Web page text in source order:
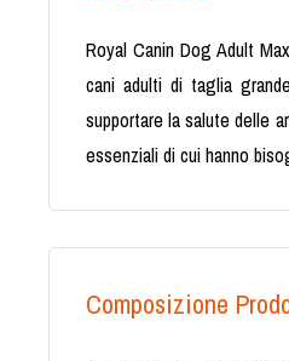
Royal Canin Dog Adult
cani adulti di taglia
supportare la salute delle
essenziali di cui hanno
Composizione